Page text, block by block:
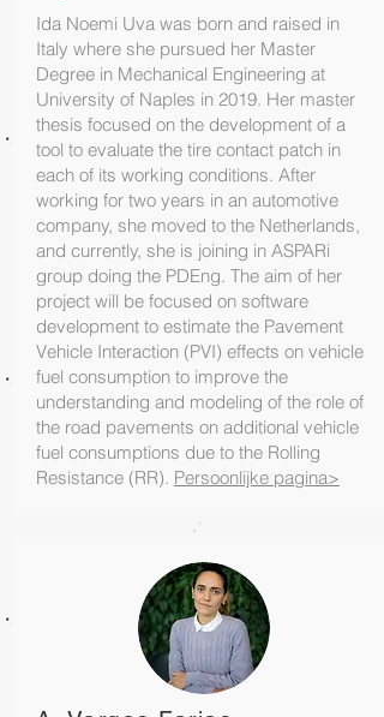
Ida Noemi Uva was born and raised in
Italy where she pursued her Master
Degree in Mechanical Engineering at
University of Naples in 2019. Her master
thesis focused on the development of a
tool to evaluate the tire contact patch in
each of its working conditions. After
working for two years in an automotive
company, she moved to the Netherlands,
and currently, she is joining in ASPARi
group doing the PDEng. The aim of her
project will be focused on software
development to estimate the Pavement
Vehicle Interaction (PVI) effects on vehicle
fuel consumption to improve the
understanding and modeling of the role of
the road pavements on additional vehicle
fuel consumptions due to the Rolling
Resistance (RR). Persoonlijke pagina>